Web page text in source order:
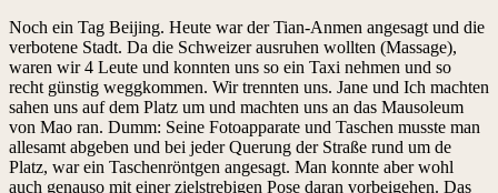
Noch ein Tag Beijing. Heute war der Tian-Anmen angesagt und die
verbotene Stadt. Da die Schweizer ausruhen wollten (Massage),
waren wir 4 Leute und konnten uns so ein Taxi nehmen und so
recht günstig weggkommen. Wir trennten uns. Jane und Ich machten
sahen uns auf dem Platz um und machten uns an das Mausoleum
von Mao ran. Dumm: Seine Fotoapparate und Taschen musste man
allesamt abgeben und bei jeder Querung der Straße rund um de
Platz, war ein Taschenröntgen angesagt. Man konnte aber wohl
auch genauso mit einer zielstrebigen Pose daran vorbeigehen. Das